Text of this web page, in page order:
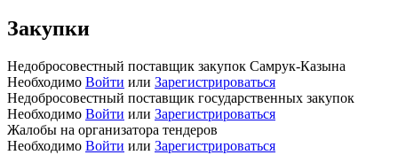
Закупки
Недобросовестный поставщик закупок Самрук-Казына
Необходимо Войти или Зарегистрироваться
Недобросовестный поставщик государственных закупок
Необходимо Войти или Зарегистрироваться
Жалобы на организатора тендеров
Необходимо Войти или Зарегистрироваться